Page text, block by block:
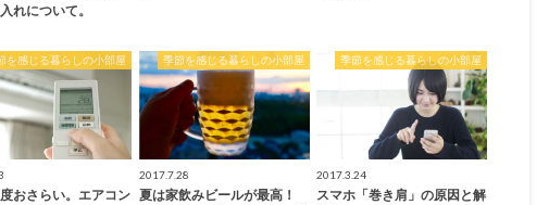
れについて。
を感じる暮らしの小部屋
おさらい。エアコン
季節を感じる暮らしの小部屋
2017.7.28
夏は家飲みビールが最高！
季節を感じる暮らしの小部屋
2017.3.24
スマホ「巻き肩」の原因と解